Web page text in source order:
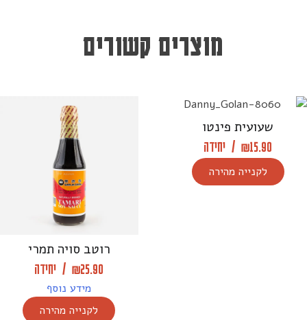
מוצרים קשורים
שעועית פינטו
₪15.90
/ יחידה
לקנייה מהירה
רוטב סויה תמרי
₪25.90
/ יחידה
מידע נוסף
לקנייה מהירה